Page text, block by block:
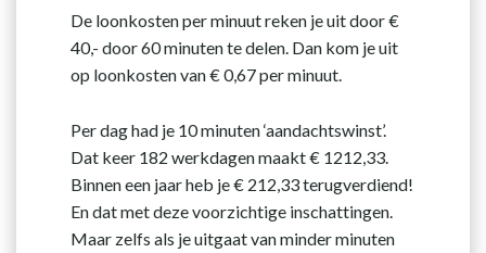
De loonkosten per minuut reken je uit door €
40,- door 60 minuten te delen. Dan kom je uit
op loonkosten van € 0,67 per minuut.
Per dag had je 10 minuten ‘aandachtswinst’.
Dat keer 182 werkdagen maakt € 1212,33.
Binnen een jaar heb je € 212,33 terugverdiend!
En dat met deze voorzichtige inschattingen.
Maar zelfs als je uitgaat van minder minuten